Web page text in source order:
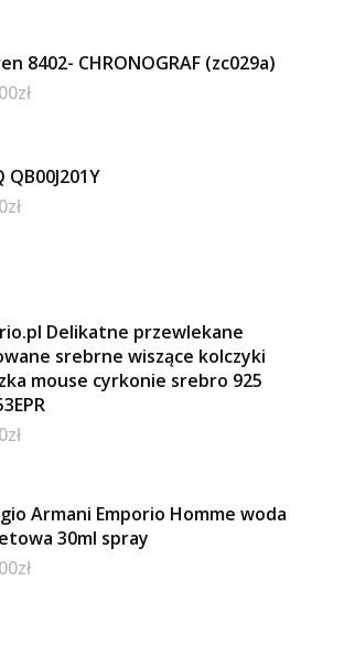
8402- CHRONOGRAF (zc029a)
zł
QB00J201Y
zł
Delikatne przewlekane
srebrne wiszące kolczyki
mouse cyrkonie srebro 925
zł
Armani Emporio Homme woda
30ml spray
zł